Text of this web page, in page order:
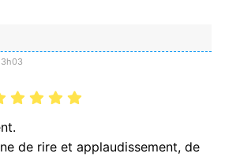
de rire et applaudissement, de